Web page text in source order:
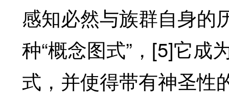
感知必然与族群自身的
种“概念图式”，[5]它成
式，并使得带有神圣性